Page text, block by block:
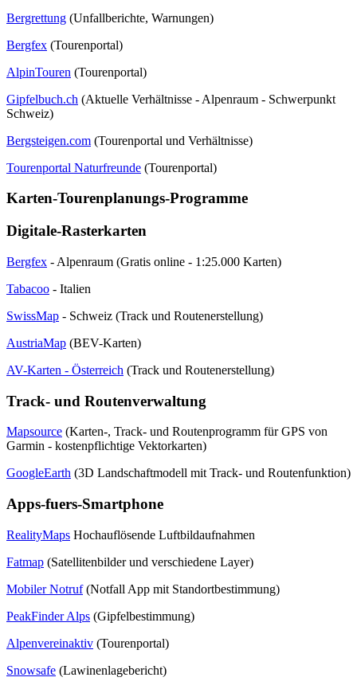
Bergrettung (Unfallberichte, Warnungen)
Bergfex (Tourenportal)
AlpinTouren (Tourenportal)
Gipfelbuch.ch (Aktuelle Verhältnisse - Alpenraum - Schwerpunkt
Schweiz)
Bergsteigen.com (Tourenportal und Verhältnisse)
Tourenportal Naturfreunde (Tourenportal)
Karten-Tourenplanungs-Programme
Digitale-Rasterkarten
Bergfex - Alpenraum (Gratis online - 1:25.000 Karten)
Tabacoo - Italien
SwissMap - Schweiz (Track und Routenerstellung)
AustriaMap (BEV-Karten)
AV-Karten - Österreich (Track und Routenerstellung)
Track- und Routenverwaltung
Mapsource (Karten-, Track- und Routenprogramm für GPS von
Garmin - kostenpflichtige Vektorkarten)
GoogleEarth (3D Landschaftmodell mit Track- und Routenfunktion)
Apps-fuers-Smartphone
RealityMaps Hochauflösende Luftbildaufnahmen
Fatmap (Satellitenbilder und verschiedene Layer)
Mobiler Notruf(Notfall App mit Standortbestimmung)
PeakFinder Alps (Gipfelbestimmung)
Alpenvereinaktiv (Tourenportal)
Snowsafe (Lawinenlagebericht)